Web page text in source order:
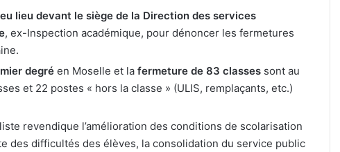
lieu devant le siège de la Direction des services
, ex-Inspection académique, pour dénoncer les fermetures
degréen Moselle et la fermeture de 83 classessont au
et 22 postes « hors la classe » (ULIS, remplaçants, etc.)
revendique l’amélioration des conditions de scolarisation
des difficultés des élèves, la consolidation du service public